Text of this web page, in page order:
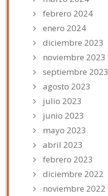
febrero 2024
enero 2024
diciembre 2023
noviembre 2023
septiembre 2023
agosto 2023
julio 2023
junio 2023
mayo 2023
abril 2023
febrero 2023
diciembre 2022
noviembre 2022